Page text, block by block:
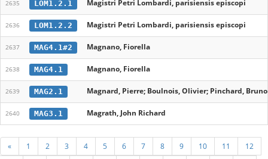
2635 LOM1.2.1 Magistri Petri Lombardi, parisiensis episcopi
2636 LOM1.2.2 Magistri Petri Lombardi, parisiensis episcopi
2637 MAG4.1#2 Magnano, Fiorella
2638 MAG4.1 Magnano, Fiorella
2639 MAG2.1 Magnard, Pierre; Boulnois, Olivier; Pinchard,
2640 MAG3.1 Magrath, John Richard
« 1 2 3 4 5 6 7 8 9 10 11
12